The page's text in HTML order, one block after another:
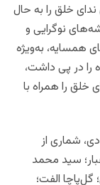
خلق را به حال
نوگرایی و
همسایه، به‌ویژه
در پی داشت،
خلق را همراه با
شماری از
سید محمد
الفت؛